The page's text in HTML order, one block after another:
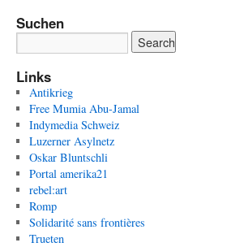
Suchen
Links
Antikrieg
Free Mumia Abu-Jamal
Indymedia Schweiz
Luzerner Asylnetz
Oskar Bluntschli
Portal amerika21
rebel:art
Romp
Solidarité sans frontières
Trueten